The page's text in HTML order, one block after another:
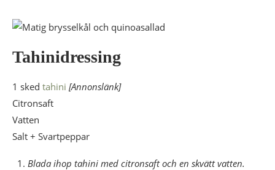
Tahinidressing
1 sked tahini [Annonslänk]
Citronsaft
Vatten
Salt + Svartpeppar
Blada ihop tahini med citronsaft och en skvätt vatten.